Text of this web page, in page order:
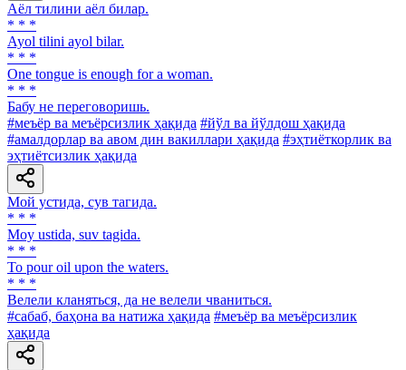
Аёл тилини аёл билар.
* * *
Ayol tilini ayol bilar.
* * *
One tongue is enough for a woman.
* * *
Бабу не переговоришь.
#меъёр ва меъёрсизлик ҳақида #йўл ва йўлдош ҳақида
#амалдорлар ва авом дин вакиллари ҳақида #эҳтиёткорлик ва
эҳтиётсизлик ҳақида
Мой устида, сув тагида.
* * *
Moy ustida, suv tagida.
* * *
To pour oil upon the waters.
* * *
Велели кланяться, да не велели чваниться.
#сабаб, баҳона ва натижа ҳақида #меъёр ва меъёрсизлик
ҳақида